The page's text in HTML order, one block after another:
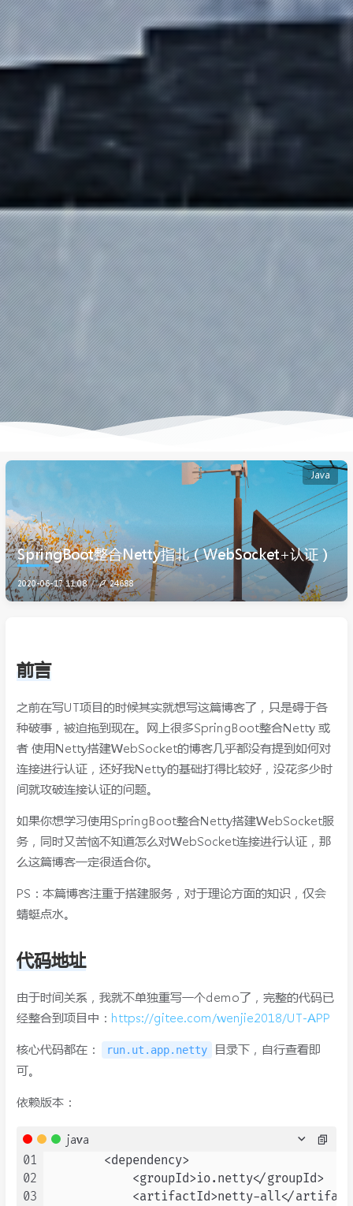
Java
SpringBoot整合Netty指北（WebSocket+认证）
2020-06-17 11:08 24688
前言
之前在写UT项目的时候其实就想写这篇博客了，只是碍于各
种破事，被迫拖到现在。网上很多SpringBoot整合Netty 或
者 使用Netty搭建WebSocket的博客几乎都没有提到如何对
连接进行认证，还好我Netty的基础打得比较好，没花多少时
间就攻破连接认证的问题。
如果你想学习使用SpringBoot整合Netty搭建WebSocket服
务，同时又苦恼不知道怎么对WebSocket连接进行认证，那
么这篇博客一定很适合你。
PS：本篇博客注重于搭建服务，对于理论方面的知识，仅会
蜻蜓点水。
代码地址
由于时间关系，我就不单独重写一个demo了，完整的代码已
经整合到项目中： https://gitee.com/wenjie2018/UT-APP
核心代码都在：
run.ut.app.netty
目录下，自行查看即
可。
依赖版本：
java
01
02
03
        <dependency>
            <groupId>io.netty</groupId>
<artifactId>netty-all</